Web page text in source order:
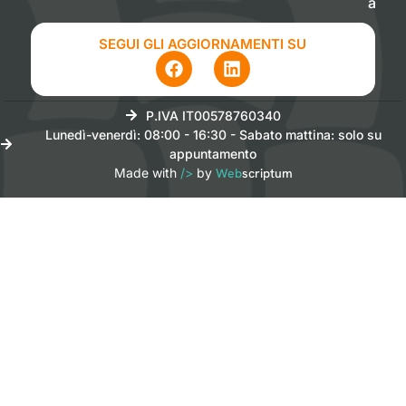
SEGUI GLI AGGIORNAMENTI SU
P.IVA IT00578760340
Lunedì-venerdì: 08:00 - 16:30 - Sabato mattina: solo su
appuntamento
Made with /> by Webscriptum